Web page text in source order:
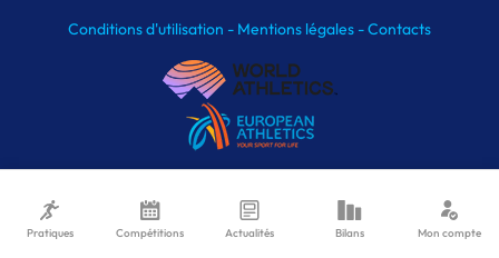
Conditions d'utilisation - Mentions légales -Contacts
Pratiques Compétitions Actualités Bilans Mon compte